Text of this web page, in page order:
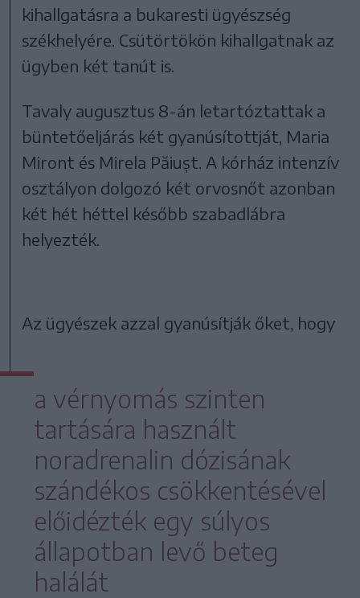
kihallgatásra a bukaresti ügyészség
székhelyére. Csütörtökön kihallgatnak az
ügyben két tanút is.
Tavaly augusztus 8-án letartóztattak a
büntetőeljárás két gyanúsítottját, Maria
Miront és Mirela Păiușt. A kórház intenzív
osztályon dolgozó két orvosnőt azonban
két hét héttel később szabadlábra
helyezték.
Az ügyészek azzal gyanúsítják őket, hogy
a vérnyomás szinten
tartására használt
noradrenalin dózisának
szándékos csökkentésével
előidézték egy súlyos
állapotban levő beteg
halálát